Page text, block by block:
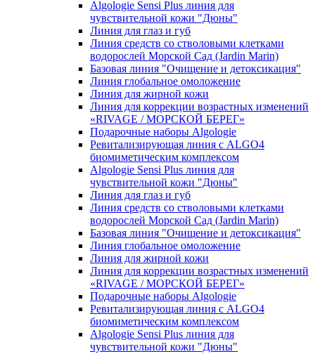
Algologie Sensi Plus линия для
чувcтвительной кожи "Дюны"
Линия для глаз и губ
Линия средств со стволовыми клетками
водорослей Морской Сад (Jardin Marin)
Базовая линия "Очищение и детоксикация"
Линия глобальное омоложение
Линия для жирной кожи
Линия для коррекции возрастных изменений
«RIVAGE / МОРСКОЙ БЕРЕГ»
Подарочные наборы Algologie
Ревитализирующая линия с ALGO4
биомиметическим комплексом
Algologie Sensi Plus линия для
чувcтвительной кожи "Дюны"
Линия для глаз и губ
Линия средств со стволовыми клетками
водорослей Морской Сад (Jardin Marin)
Базовая линия "Очищение и детоксикация"
Линия глобальное омоложение
Линия для жирной кожи
Линия для коррекции возрастных изменений
«RIVAGE / МОРСКОЙ БЕРЕГ»
Подарочные наборы Algologie
Ревитализирующая линия с ALGO4
биомиметическим комплексом
Algologie Sensi Plus линия для
чувcтвительной кожи "Дюны"